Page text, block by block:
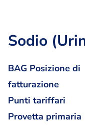
Sodio
BAG Posizione di
fatturazione
Punti tariffari
Provetta primaria